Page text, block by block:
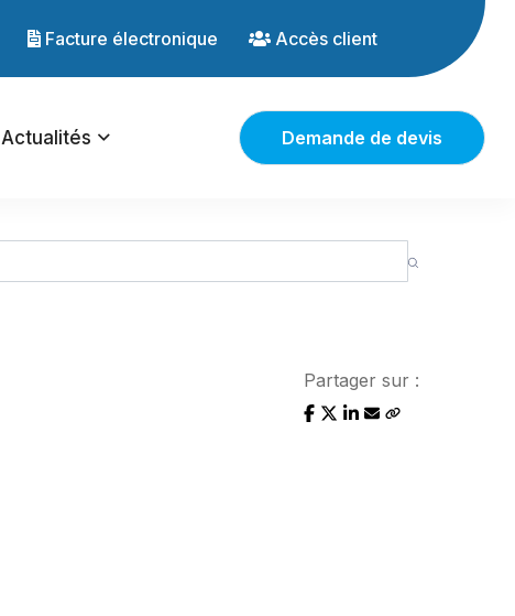
Facture électronique Accès client
Actualités Demande de devis
Partager sur :